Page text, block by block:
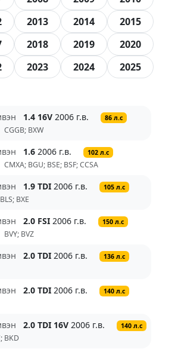
2013 2014
2015
2018 2019
2020
2023 2024
2025
1.4 16V 2006 г.в. 86 л.с
CGGB; BXW
1.6 2006 г.в. 102 л.с
CMXA; BGU; BSE; BSF; CCSA
1.9 TDI 2006 г.в. 105 л.с
BXE
2.0 FSI 2006 г.в. 150 л.с
BVY; BVZ
2.0 TDI 2006 г.в. 136 л.с
2.0 TDI 2006 г.в. 140 л.с
2.0 TDI 16V 2006 г.в. 140 л.с
BKD